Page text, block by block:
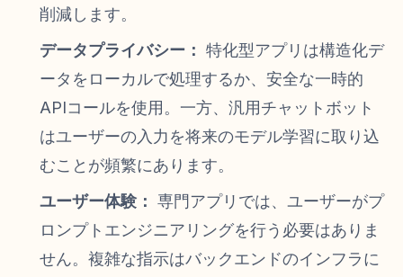
削減します。
データプライバシー： 特化型アプリは構造化デ
ータをローカルで処理するか、安全な一時的
APIコールを使用。一方、汎用チャットボット
はユーザーの入力を将来のモデル学習に取り込
むことが頻繁にあります。
ユーザー体験： 専門アプリでは、ユーザーがプ
ロンプトエンジニアリングを行う必要はありま
せん。複雑な指示はバックエンドのインフラに